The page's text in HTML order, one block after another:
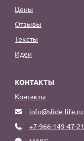
Цены
Отзывы
Тексты
Идеи
КОНТАКТЫ
Контакты
info@slide-life.ru
+7-966-149-47-21